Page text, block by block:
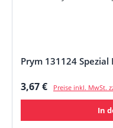
Prym 131124
Regulärer Preis:
3,67 € Preise inkl. MwSt.
In